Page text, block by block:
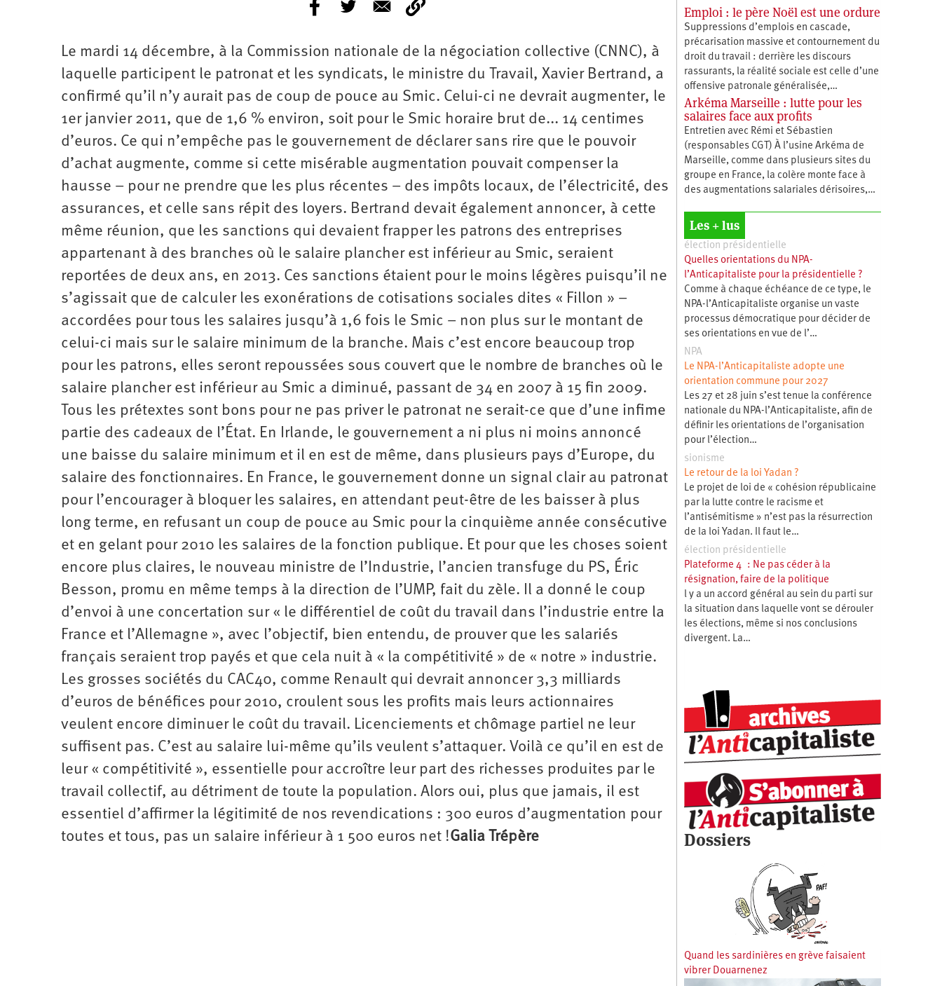
Le mardi 14 décembre, à la Commission nationale de la négociation collective (CNNC), à
laquelle participent le patronat et les syndicats, le ministre du Travail, Xavier Bertrand, a
confirmé qu’il n’y aurait pas de coup de pouce au Smic. Celui-ci ne devrait augmenter, le
1er janvier 2011, que de 1,6 % environ, soit pour le Smic horaire brut de... 14 centimes
d’euros. Ce qui n’empêche pas le gouvernement de déclarer sans rire que le pouvoir
d’achat augmente, comme si cette misérable augmentation pouvait compenser la
hausse – pour ne prendre que les plus récentes – des impôts locaux, de l’électricité, des
assurances, et celle sans répit des loyers. Bertrand devait également annoncer, à cette
même réunion, que les sanctions qui devaient frapper les patrons des entreprises
appartenant à des branches où le salaire plancher est inférieur au Smic, seraient
reportées de deux ans, en 2013. Ces sanctions étaient pour le moins légères puisqu’il ne
s’agissait que de calculer les exonérations de cotisations sociales dites « Fillon » –
accordées pour tous les salaires jusqu’à 1,6 fois le Smic – non plus sur le montant de
celui-ci mais sur le salaire minimum de la branche. Mais c’est encore beaucoup trop
pour les patrons, elles seront repoussées sous couvert que le nombre de branches où le
salaire plancher est inférieur au Smic a diminué, passant de 34 en 2007 à 15 fin 2009.
Tous les prétextes sont bons pour ne pas priver le patronat ne serait-ce que d’une infime
partie des cadeaux de l’État. En Irlande, le gouvernement a ni plus ni moins annoncé
une baisse du salaire minimum et il en est de même, dans plusieurs pays d’Europe, du
salaire des fonctionnaires. En France, le gouvernement donne un signal clair au patronat
pour l’encourager à bloquer les salaires, en attendant peut-être de les baisser à plus
long terme, en refusant un coup de pouce au Smic pour la cinquième année consécutive
et en gelant pour 2010 les salaires de la fonction publique. Et pour que les choses soient
encore plus claires, le nouveau ministre de l’Industrie, l’ancien transfuge du PS, Éric
Besson, promu en même temps à la direction de l’UMP, fait du zèle. Il a donné le coup
d’envoi à une concertation sur « le différentiel de coût du travail dans l’industrie entre la
France et l’Allemagne », avec l’objectif, bien entendu, de prouver que les salariés
français seraient trop payés et que cela nuit à « la compétitivité » de « notre » industrie.
Les grosses sociétés du CAC40, comme Renault qui devrait annoncer 3,3 milliards
d’euros de bénéfices pour 2010, croulent sous les profits mais leurs actionnaires
veulent encore diminuer le coût du travail. Licenciements et chômage partiel ne leur
suffisent pas. C’est au salaire lui-même qu’ils veulent s’attaquer. Voilà ce qu’il en est de
leur « compétitivité », essentielle pour accroître leur part des richesses produites par le
travail collectif, au détriment de toute la population. Alors oui, plus que jamais, il est
essentiel d’affirmer la légitimité de nos revendications : 300 euros d’augmentation pour
toutes et tous, pas un salaire inférieur à 1 500 euros net !Galia Trépère
Emploi : le père Noël est une ordure
Suppressions d’emplois en cascade,
précarisation massive et contournement du
droit du travail : derrière les discours
rassurants, la réalité sociale est celle d’une
offensive patronale généralisée,…
Arkéma Marseille : lutte pour les
salaires face aux profits
Entretien avec Rémi et Sébastien
(responsables CGT) À l’usine Arkéma de
Marseille, comme dans plusieurs sites du
groupe en France, la colère monte face à
des augmentations salariales dérisoires,…
Les + lus
élection présidentielle
Quelles orientations du NPA-
l’Anticapitaliste pour la présidentielle ?
Comme à chaque échéance de ce type, le
NPA-l’Anticapitaliste organise un vaste
processus démocratique pour décider de
ses orientations en vue de l’…
NPA
Le NPA-l’Anticapitaliste adopte une
orientation commune pour 2027
Les 27 et 28 juin s’est tenue la conférence
nationale du NPA-l’Anticapitaliste, afin de
définir les orientations de l’organisation
pour l’élection…
sionisme
Le retour de la loi Yadan ?
Le projet de loi de « cohésion républicaine
par la lutte contre le racisme et
l’antisémitisme » n’est pas la résurrection
de la loi Yadan. Il faut le…
élection présidentielle
Plateforme 4 : Ne pas céder à la
résignation, faire de la politique
l y a un accord général au sein du parti sur
la situation dans laquelle vont se dérouler
les élections, même si nos conclusions
divergent. La…
Dossiers
Quand les sardinières en grève faisaient
vibrer Douarnenez